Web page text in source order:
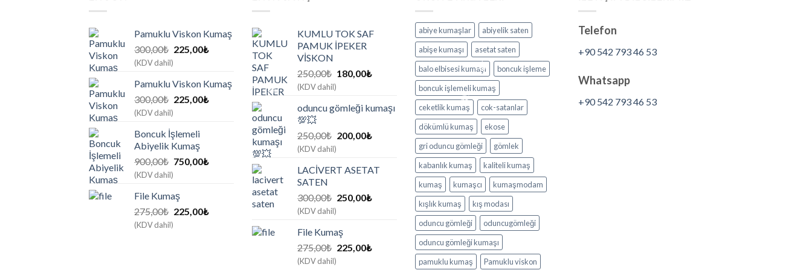
Pamuklu Viskon Kumaş
300,00₺ Orijinal
fiyat:
225,00₺Şu
225,00₺.
(KDV dahil)
Pamuklu Viskon Kumaş
300,00₺ Orijinal
fiyat:
225,00₺Şu
(KDV dahil)
Boncuk İşlemeli
Abiyelik Kumaş
900,00₺ Orijinal
fiyat:
750,00₺Şu
(KDV dahil)
File Kumaş
275,00₺ Orijinal
fiyat:
225,00₺Şu
(KDV dahil)
KUMLU TOK SAF
PAMUK İPEKER
VİSKON
250,00₺ Orijinal
fiyat:
180,00₺Şu
180,00₺.
(KDV dahil)
oduncu gömleği kumaşı
💯💥
250,00₺ Orijinal
fiyat:
200,00₺Şu
200,00₺.
(KDV dahil)
LACİVERT ASETAT
SATEN
300,00₺ Orijinal
fiyat:
250,00₺Şu
(KDV dahil)
File Kumaş
275,00₺ Orijinal
fiyat:
225,00₺Şu
(KDV dahil)
abiye kumaşlar
abiyelik saten
abişe kumaşı
asetat saten
balo elbisesi kumaşı
boncuk işleme
boncuk işlemeli kumaş
ceketlik kumaş
cok-satanlar
dökümlü kumaş
ekose
gri oduncu gömleği
gömlek
kabanlık kumaş
kaliteli kumaş
kumaş
kumaşcı
kumaşmodam
kışlık kumaş
kış modası
oduncu gömleği
oduncugömleği
oduncu gömleği kumaşı
pamuklu kumaş
Pamuklu viskon
Telefon
+90 542 793 46 53
Whatsapp
+90 542 793 46 53